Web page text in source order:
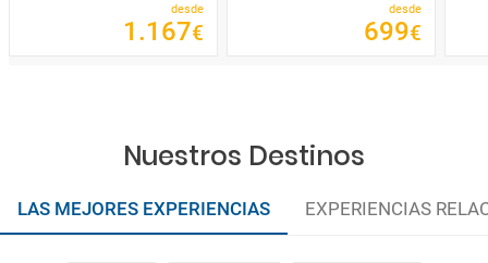
desde
1 .167€
desde
699€
Nuestros Destinos
LAS MEJORES EXPERIENCIAS EXPERIENCIAS